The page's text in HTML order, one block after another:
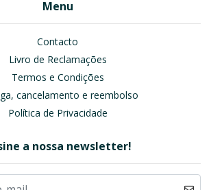
Menu
Contacto
Livro de Reclamações
Termos e Condições
cancelamento e reembolso
Política de Privacidade
a nossa newsletter!